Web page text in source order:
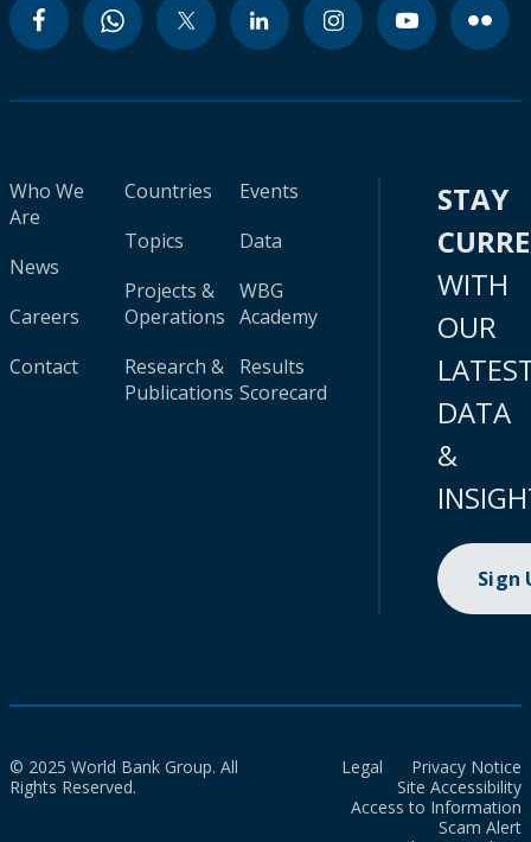
Who We
Are
News
Careers
Contact
Countries
Topics
Projects &
Operations
Research &
Publications
Events
Data
WBG
Academy
Results
Scorecard
STAY
WITH
OUR
DATA
&
Sign
© 2025 World Bank Group. All
Rights Reserved.
Legal
Privacy Notice
Site Accessibility
Access to Information
Scam Alert